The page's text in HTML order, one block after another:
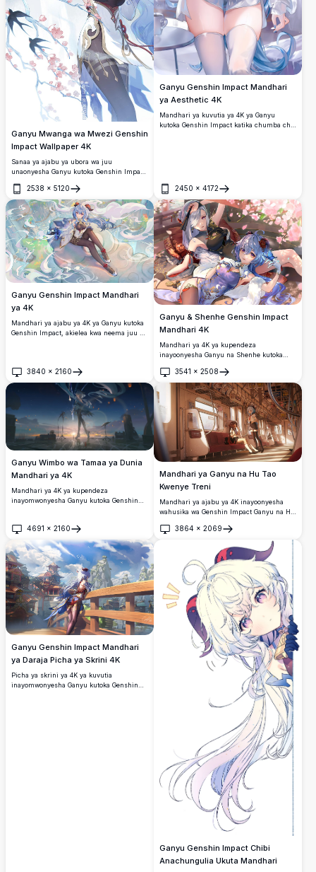
Ganyu Mwanga wa Mwezi Genshin
Impact Wallpaper 4K
Sanaa ya ajabu ya ubora wa juu
unaonyesha Ganyu kutoka Genshin Impact
Mandhari hii ya kiroho inaonyesha maua
ya cherry yanayotiririka, vipengele vya
barafu vya fumbo, na anga lenye mawingu
la kijamii katika rangi nzuri za bluu na
nyeupe.
2538 × 5120
Fungua
Ganyu Genshin Impact Mandhari
ya Aesthetic 4K
Mandhari ya kuvutia ya 4K ya Ganyu
kutoka Genshin Impact katika chumba cha
2450 × 4172
Fungua
Ganyu Genshin Impact Mandhari
ya 4K
Mandhari ya ajabu ya 4K ya Ganyu kutoka
Genshin Impact, akielea kwa neema juu ya
fantasy na athari za kichawi.
3840 × 2160
Fungua
Ganyu & Shenhe Genshin Impact
Mandhari 4K
Mandhari ya 4K ya kupendeza
inayoonyesha Ganyu na Shenhe kutoka
mazuri yaliyoathiriwa na utamaduni wa
Kichina yaliyozungukwa na maua ya
cherry blossom yanayochanua katika
mtindo wa sanaa ya anime wenye utulivu
na ubora wa juu.
3541 × 2508
Fungua
Ganyu Wimbo wa Tamaa ya Dunia
Mandhari ya 4K
Mandhari ya 4K ya kupendeza
inayomwonyesha Ganyu kutoka Genshin
angani zinazoelea, akitoa uzuri wa
kimbingu na mazingira ya kichawi katika
sanaa ya dijitali ya azimio la juu sana.
4691 × 2160
Fungua
Mandhari ya Ganyu na Hu Tao
Kwenye Treni
Mandhari ya ajabu ya 4K inayoonyesha
wahusika wa Genshin Impact Ganyu na Hu
yenye mtindo wa Kijapani. Sanaa nzuri ya
anime yenye maelezo mazuri na jua la
joto linalomulika kupitia madirisha kwenye
behewa maalum.
3864 × 2069
Fungua
Ganyu Genshin Impact Mandhari
ya Daraja Picha ya Skrini 4K
Picha ya skrini ya 4K ya kuvutia
inayomwonyesha Ganyu kutoka Genshin
Ganyu Genshin Impact Chibi
Anachungulia Ukuta Mandhari